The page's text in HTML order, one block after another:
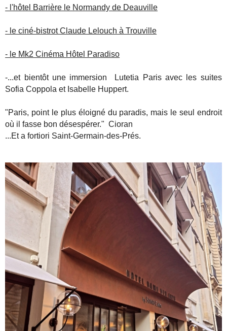
- l'hôtel Barrière le Normandy de Deauville
- le ciné-bistrot Claude Lelouch à Trouville
- le Mk2 Cinéma Hôtel Paradiso
-...et bientôt une immersion Lutetia Paris avec les suites
Sofia Coppola et Isabelle Huppert.
"Paris, point le plus éloigné du paradis, mais le seul endroit
où il fasse bon désespérer."Cioran
...Et a fortiori Saint-Germain-des-Prés.